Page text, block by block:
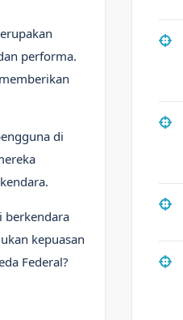
performa.
di
berkendara
kepuasan
Federal?